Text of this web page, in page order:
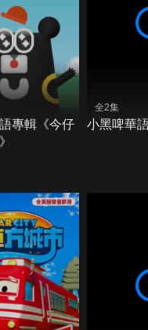
專輯《今仔
全2集
小黑啤華